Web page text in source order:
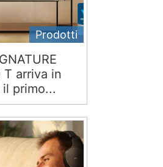
Prodotti
T arriva in
il primo...